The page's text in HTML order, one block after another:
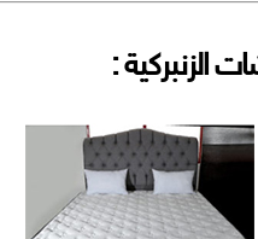
الزنبركية :